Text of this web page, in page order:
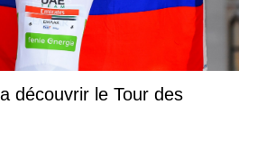
découvrir le Tour des